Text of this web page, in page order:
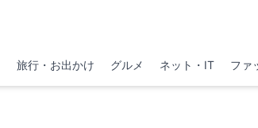
旅行・お出かけ グルメ ネット・IT ファ